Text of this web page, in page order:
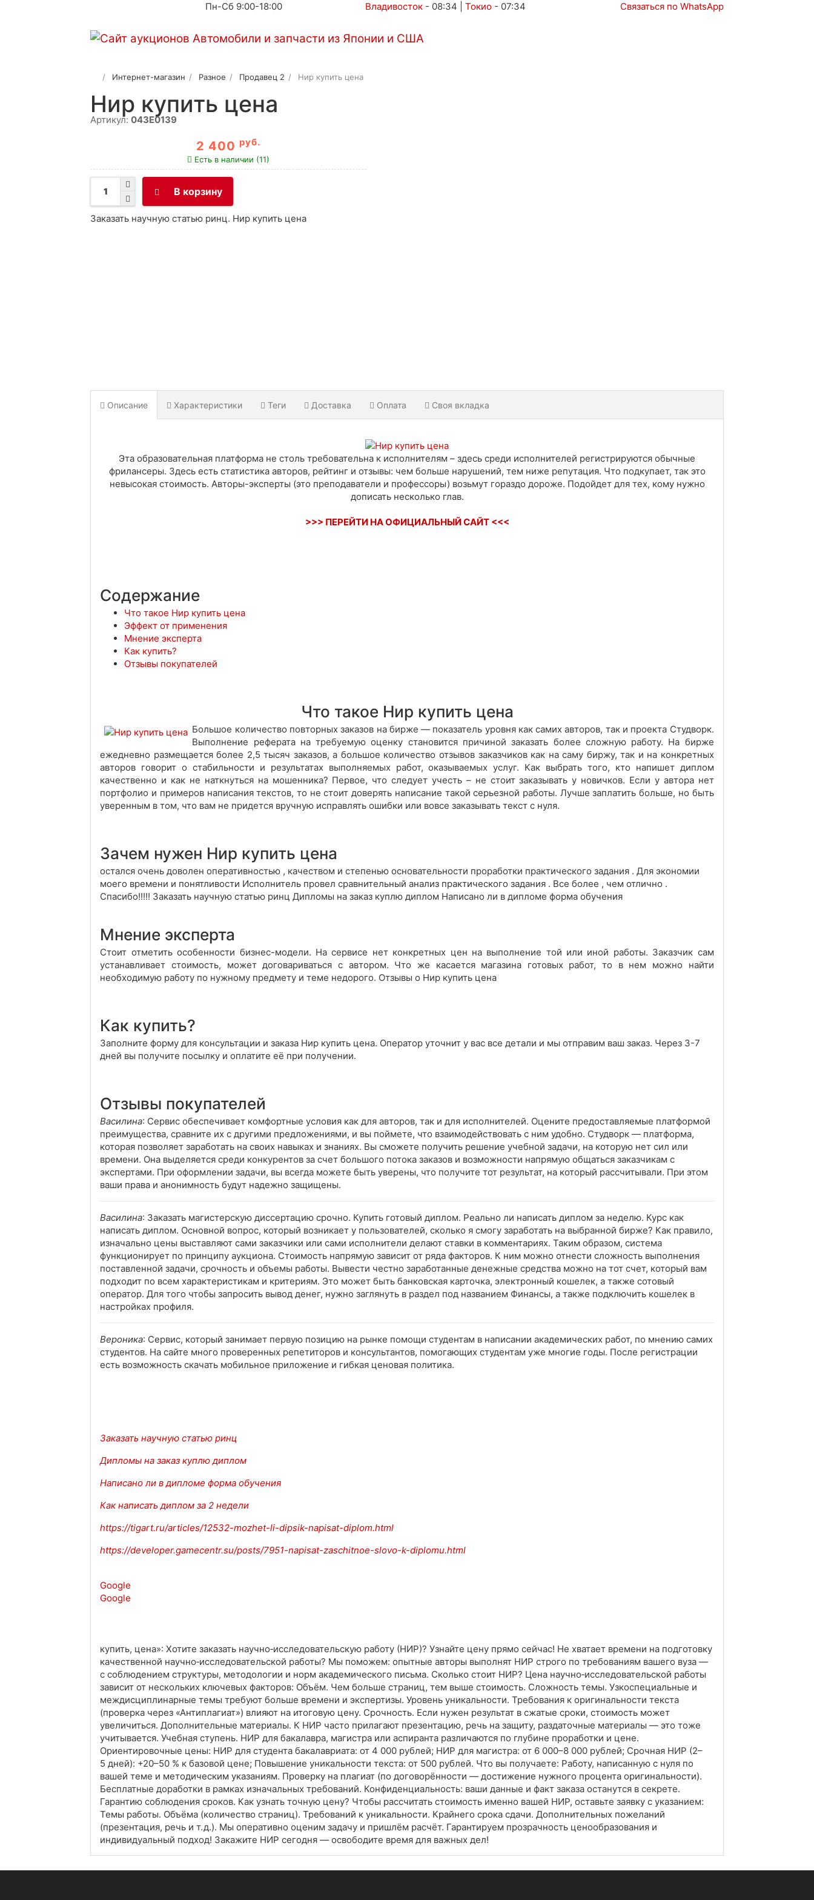
Пн-Сб 9:00-18:00 Владивосток- 08:34 Токио- 07:34
Связаться по WhatsApp
Интернет-магазин Разное Продавец 2 Нир купить цена
Нир купить цена
Артикул:043E0139
2 400 руб.
Есть в наличии (11)
В корзину
Заказать научную статью ринц. Нир купить цена
Описание Характеристики Теги Доставка Оплата Своя вкладка
Эта образовательная платформа не столь требовательна к исполнителям – здесь среди исполнителей регистрируются обычные
фрилансеры. Здесь есть статистика авторов, рейтинг и отзывы: чем больше нарушений, тем ниже репутация. Что подкупает, так это
невысокая стоимость. Авторы-эксперты (это преподаватели и профессоры) возьмут гораздо дороже. Подойдет для тех, кому нужно
дописать несколько глав.
>>> ПЕРЕЙТИ НА ОФИЦИАЛЬНЫЙ САЙТ <<<
Содержание
Что такое Нир купить цена
Эффект от применения
Мнение эксперта
Как купить?
Отзывы покупателей
Что такое Нир купить цена
Большое количество повторных заказов на бирже — показатель уровня как самих авторов, так и проекта Студворк.
Выполнение реферата на требуемую оценку становится причиной заказать более сложную работу. На бирже
ежедневно размещается более 2,5 тысяч заказов, а большое количество отзывов заказчиков как на саму биржу, так и на конкретных
авторов говорит о стабильности и результатах выполняемых работ, оказываемых услуг. Как выбрать того, кто напишет диплом
качественно и как не наткнуться на мошенника? Первое, что следует учесть – не стоит заказывать у новичков. Если у автора нет
портфолио и примеров написания текстов, то не стоит доверять написание такой серьезной работы. Лучше заплатить больше, но быть
уверенным в том, что вам не придется вручную исправлять ошибки или вовсе заказывать текст с нуля.
Зачем нужен Нир купить цена
остался очень доволен оперативностью , качеством и степенью основательности проработки практического задания . Для экономии
моего времени и понятливости Исполнитель провел сравнительный анализ практического задания . Все более , чем отлично .
Спасибо!!!!! Заказать научную статью ринц Дипломы на заказ куплю диплом Написано ли в дипломе форма обучения
Мнение эксперта
Стоит отметить особенности бизнес-модели. На сервисе нет конкретных цен на выполнение той или иной работы. Заказчик сам
устанавливает стоимость, может договариваться с автором. Что же касается магазина готовых работ, то в нем можно найти
необходимую работу по нужному предмету и теме недорого. Отзывы о Нир купить цена
Как купить?
Заполните форму для консультации и заказа Нир купить цена. Оператор уточнит у вас все детали и мы отправим ваш заказ. Через 3-7
дней вы получите посылку и оплатите её при получении.
Отзывы покупателей
Василина: Сервис обеспечивает комфортные условия как для авторов, так и для исполнителей. Оцените предоставляемые платформой
преимущества, сравните их с другими предложениями, и вы поймете, что взаимодействовать с ним удобно. Студворк — платформа,
которая позволяет заработать на своих навыках и знаниях. Вы сможете получить решение учебной задачи, на которую нет сил или
времени. Она выделяется среди конкурентов за счет большого потока заказов и возможности напрямую общаться заказчикам с
экспертами. При оформлении задачи, вы всегда можете быть уверены, что получите тот результат, на который рассчитывали. При этом
ваши права и анонимность будут надежно защищены.
Василина: Заказать магистерскую диссертацию срочно. Купить готовый диплом. Реально ли написать диплом за неделю. Курс как
написать диплом. Основной вопрос, который возникает у пользователей, сколько я смогу заработать на выбранной бирже? Как правило,
изначально цены выставляют сами заказчики или сами исполнители делают ставки в комментариях. Таким образом, система
функционирует по принципу аукциона. Стоимость напрямую зависит от ряда факторов. К ним можно отнести сложность выполнения
поставленной задачи, срочность и объемы работы. Вывести честно заработанные денежные средства можно на тот счет, который вам
подходит по всем характеристикам и критериям. Это может быть банковская карточка, электронный кошелек, а также сотовый
оператор. Для того чтобы запросить вывод денег, нужно заглянуть в раздел под названием Финансы, а также подключить кошелек в
настройках профиля.
Вероника: Сервис, который занимает первую позицию на рынке помощи студентам в написании академических работ, по мнению самих
студентов. На сайте много проверенных репетиторов и консультантов, помогающих студентам уже многие годы. После регистрации
есть возможность скачать мобильное приложение и гибкая ценовая политика.
Заказать научную статью ринц
Дипломы на заказ куплю диплом
Написано ли в дипломе форма обучения
Как написать диплом за 2 недели
https://tigart.ru/articles/12532-mozhet-li-dipsik-napisat-diplom.html
https://developer.gamecentr.su/posts/7951-napisat-zaschitnoe-slovo-k-diplomu.html
Google
Google
купить, цена»: Хотите заказать научно‑исследовательскую работу (НИР)? Узнайте цену прямо сейчас! Не хватает времени на подготовку
качественной научно‑исследовательской работы? Мы поможем: опытные авторы выполнят НИР строго по требованиям вашего вуза —
с соблюдением структуры, методологии и норм академического письма. Сколько стоит НИР? Цена научно‑исследовательской работы
зависит от нескольких ключевых факторов: Объём. Чем больше страниц, тем выше стоимость. Сложность темы. Узкоспециальные и
междисциплинарные темы требуют больше времени и экспертизы. Уровень уникальности. Требования к оригинальности текста
(проверка через «Антиплагиат») влияют на итоговую цену. Срочность. Если нужен результат в сжатые сроки, стоимость может
увеличиться. Дополнительные материалы. К НИР часто прилагают презентацию, речь на защиту, раздаточные материалы — это тоже
учитывается. Учебная ступень. НИР для бакалавра, магистра или аспиранта различаются по глубине проработки и цене.
Ориентировочные цены: НИР для студента бакалавриата: от 4 000 рублей; НИР для магистра: от 6 000–8 000 рублей; Срочная НИР (2–
5 дней): +20–50 % к базовой цене; Повышение уникальности текста: от 500 рублей. Что вы получаете: Работу, написанную с нуля по
вашей теме и методическим указаниям. Проверку на плагиат (по договорённости — достижение нужного процента оригинальности).
Бесплатные доработки в рамках изначальных требований. Конфиденциальность: ваши данные и факт заказа останутся в секрете.
Гарантию соблюдения сроков. Как узнать точную цену? Чтобы рассчитать стоимость именно вашей НИР, оставьте заявку с указанием:
Темы работы. Объёма (количество страниц). Требований к уникальности. Крайнего срока сдачи. Дополнительных пожеланий
(презентация, речь и т. д.). Мы оперативно оценим задачу и пришлём расчёт. Гарантируем прозрачность ценообразования и
индивидуальный подход! Закажите НИР сегодня — освободите время для важных дел!